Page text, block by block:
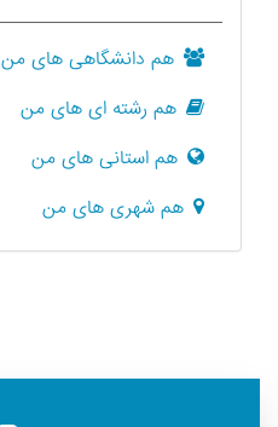
هم دانشگاهی های من
هم رشته ای های من
هم استانی های من
هم شهری های من